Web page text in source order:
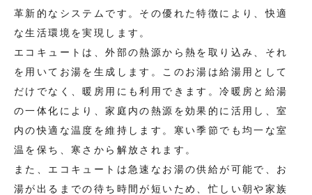
革新的なシステムです。その優れた特徴により、快適
な生活環境を実現します。
エコキュートは、外部の熱源から熱を取り込み、それ
を用いてお湯を生成します。このお湯は給湯用として
だけでなく、暖房用にも利用できます。冷暖房と給湯
の一体化により、家庭内の熱源を効果的に活用し、室
内の快適な温度を維持します。寒い季節でも均一な室
温を保ち、寒さから解放されます。
また、エコキュートは急速なお湯の供給が可能で、お
湯が出るまでの待ち時間が短いため、忙しい朝や家族